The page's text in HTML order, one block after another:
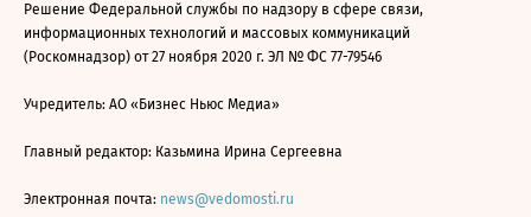
Решение Федеральной службы по надзору в сфере связи,
информационных технологий и массовых коммуникаций
(Роскомнадзор) от 27 ноября 2020 г. ЭЛ № ФС 77-79546
Учредитель: АО «Бизнес Ньюс Медиа»
Главный редактор: Казьмина Ирина Сергеевна
Электронная почта: news@vedomosti.ru